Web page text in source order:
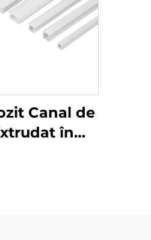
Canal de
în